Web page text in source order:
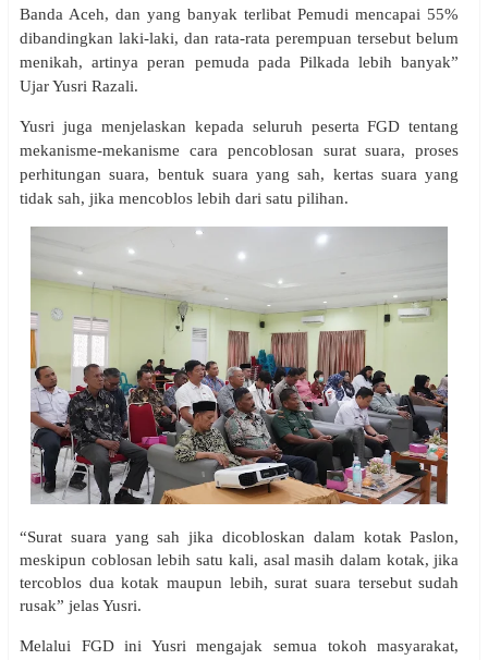
Banda Aceh, dan yang banyak terlibat Pemudi mencapai 55%
dibandingkan laki-laki, dan rata-rata perempuan tersebut belum
menikah, artinya peran pemuda pada Pilkada lebih banyak”
Ujar Yusri Razali.
Yusri juga menjelaskan kepada seluruh peserta FGD tentang
mekanisme-mekanisme cara pencoblosan surat suara, proses
perhitungan suara, bentuk suara yang sah, kertas suara yang
tidak sah, jika mencoblos lebih dari satu pilihan.
“Surat suara yang sah jika dicobloskan dalam kotak Paslon,
meskipun coblosan lebih satu kali, asal masih dalam kotak, jika
tercoblos dua kotak maupun lebih, surat suara tersebut sudah
rusak” jelas Yusri.
Melalui FGD ini Yusri mengajak semua tokoh masyarakat,